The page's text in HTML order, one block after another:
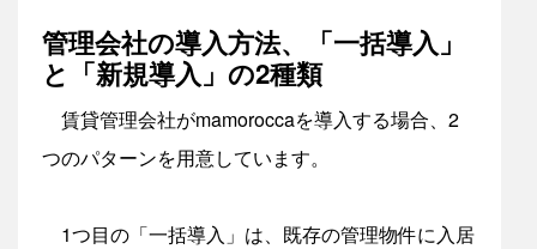
管理会社の導入方法、「一括導入」
と「新規導入」の2種類
賃貸管理会社がmamoroccaを導入する場合、2
つのパターンを用意しています。
1つ目の「一括導入」は、既存の管理物件に入居